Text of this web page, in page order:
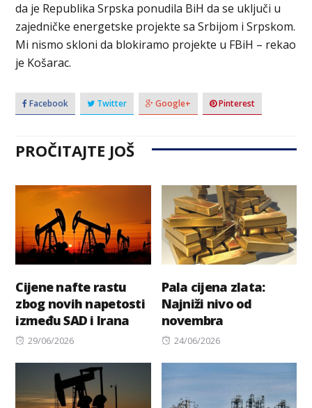
da je Republika Srpska ponudila BiH da se uključi u
zajedničke energetske projekte sa Srbijom i Srpskom.
Mi nismo skloni da blokiramo projekte u FBiH – rekao
je Košarac.
Facebook Twitter Google+ Pinterest
PROČITAJTE JOŠ
Cijene nafte rastu
zbog novih napetosti
između SAD i Irana
Posted
29/06/2026
Pala cijena zlata:
Najniži nivo od
novembra
Posted
24/06/2026